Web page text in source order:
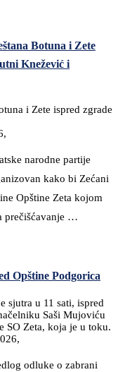
Botuna i Zete
Knežević i
i Zete ispred zgrade
narodne partije
kako bi Zećani
Opštine Zeta kojom
prečišćavanje …
Opštine Podgorica
sjutra u 11 sati, ispred
Saši Mujoviću
SO Zeta, koja je u toku.
odluke o zabrani